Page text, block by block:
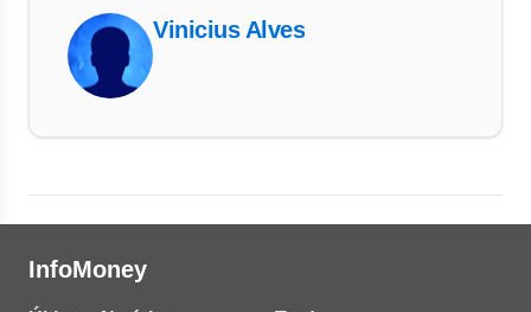
Vinicius Alves
InfoMoney